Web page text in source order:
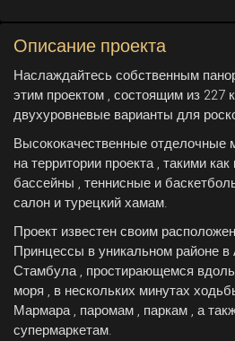
Описание проекта
Наслаждайтесь собственным
этим проектом , состоящим из 227
двухуровневые варианты для
Высококачественные отделочные
на территории проекта , такими
бассейны , теннисные и
салон и турецкий хамам.
Проект известен своим
Принцессы в уникальном районе в
Стамбула , простирающемся
моря , в нескольких минутах
Мармара , паромам , паркам , а
супермаркетам.